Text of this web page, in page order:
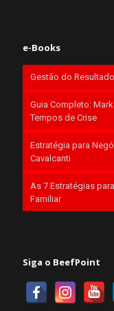
e-Books
Gestão do
Guia Completo:
Tempos de Crise
Estratégia para
Cavalcanti
As 7 Estratégias
Familiar
Siga o BeefPoint